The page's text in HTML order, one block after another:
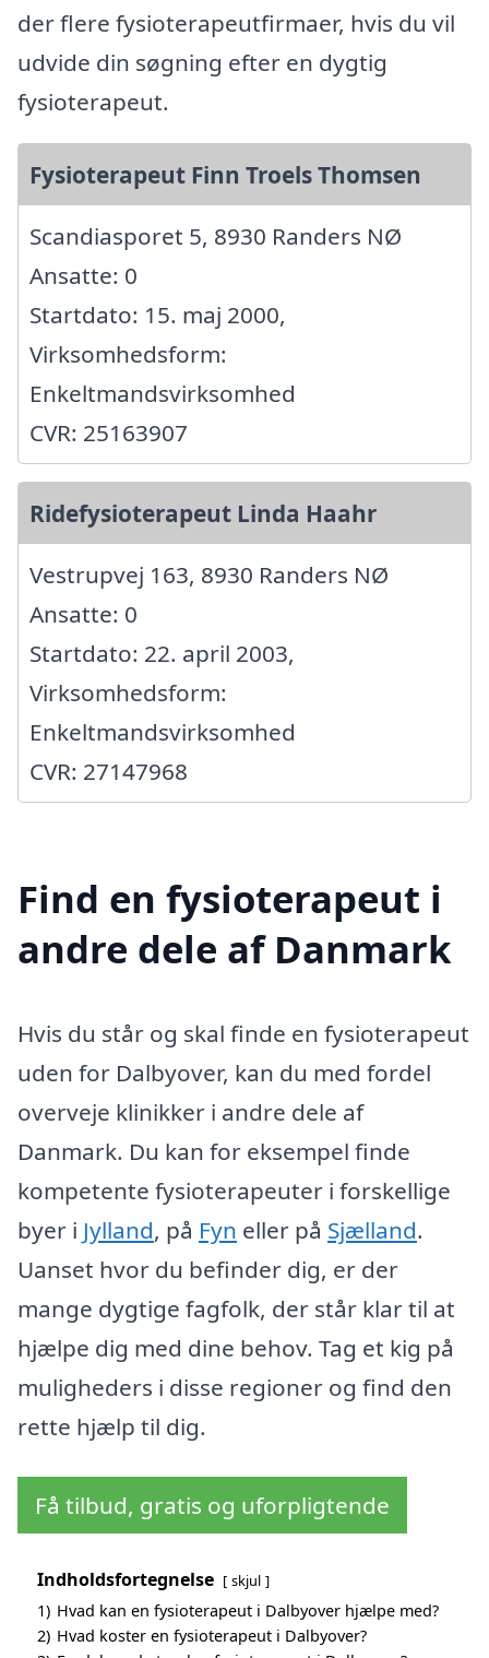
der flere fysioterapeutfirmaer, hvis du vil
udvide din søgning efter en dygtig
fysioterapeut.
Fysioterapeut Finn Troels Thomsen
Scandiasporet 5, 8930 Randers NØ
Ansatte: 0
Startdato: 15. maj 2000,
Virksomhedsform:
Enkeltmandsvirksomhed
CVR: 25163907
Ridefysioterapeut Linda Haahr
Vestrupvej 163, 8930 Randers NØ
Ansatte: 0
Startdato: 22. april 2003,
Virksomhedsform:
Enkeltmandsvirksomhed
CVR: 27147968
Find en fysioterapeut i
andre dele af Danmark
Hvis du står og skal finde en fysioterapeut
uden for Dalbyover, kan du med fordel
overveje klinikker i andre dele af
Danmark. Du kan for eksempel finde
kompetente fysioterapeuter i forskellige
byer i Jylland, på Fyn eller på Sjælland.
Uanset hvor du befinder dig, er der
mange dygtige fagfolk, der står klar til at
hjælpe dig med dine behov. Tag et kig på
muligheders i disse regioner og find den
rette hjælp til dig.
Få tilbud, gratis og uforpligtende
Indholdsfortegnelse skjul
1) Hvad kan en fysioterapeut i Dalbyover hjælpe med?
2) Hvad koster en fysioterapeut i Dalbyover?